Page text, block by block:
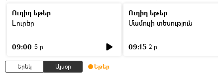
Ուղիղ եթեր
Լուրեր
09:00 5 ր
Ուղիղ եթեր
Մամուլի տեսություն
09:15 2 ր
Երեկ Այսօր Եթեր